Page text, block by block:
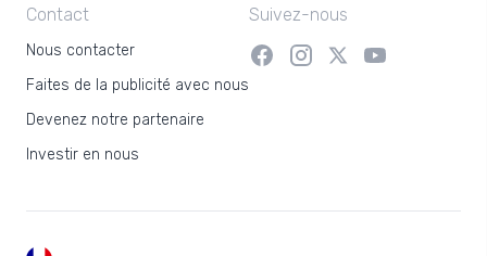
Contact
Nous contacter
Faites de la publicité avec nous
Devenez notre partenaire
Investir en nous
Suivez-nous